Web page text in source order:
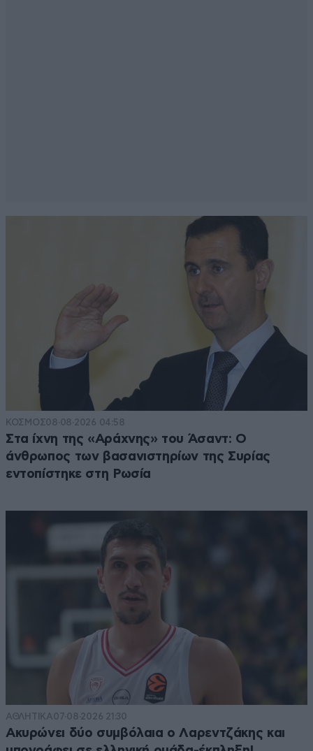
ΚΟΣΜΟΣ08·08·2026 04:58
Στα ίχνη της «Αράχνης» του Άσαντ: Ο
άνθρωπος των βασανιστηρίων της Συρίας
εντοπίστηκε στη Ρωσία
ΑΘΛΗΤΙΚΑ07·08·2026 21:30
Ακυρώνει δύο συμβόλαια ο Λαρεντζάκης και